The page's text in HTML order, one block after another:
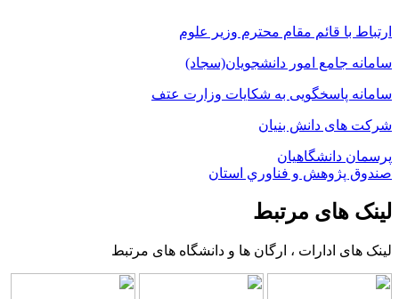
ارتباط با قائم مقام محترم وزیر علوم
سامانه جامع امور دانشجویان(سجاد)
سامانه پاسخگویی به شکایات وزارت عتف
شرکت های دانش بنیان
پرسمان دانشگاهیان
صندوق پژوهش و فناوري استان
لینک های مرتبط
لینک های ادارات ، ارگان ها و دانشگاه های مرتبط